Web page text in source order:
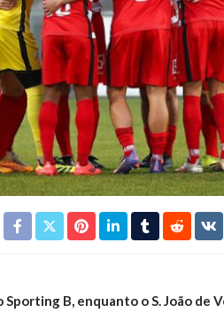
B, enquanto o S. João de